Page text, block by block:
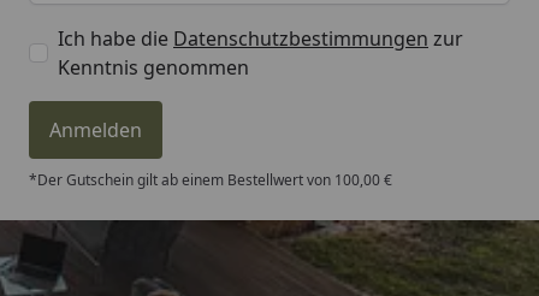
Ich habe die Datenschutzbestimmungen zur
Kenntnis genommen
Anmelden
*Der Gutschein gilt ab einem Bestellwert von 100,00 €